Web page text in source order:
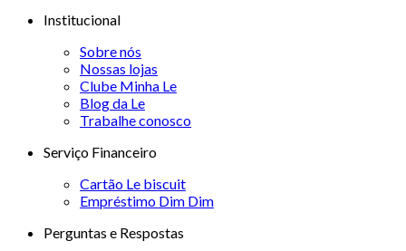
Institucional
Sobre nós
Nossas lojas
Clube Minha Le
Blog da Le
Trabalhe conosco
Serviço Financeiro
Cartão Le biscuit
Empréstimo Dim Dim
Perguntas e Respostas